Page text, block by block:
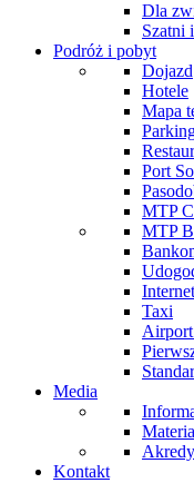
Dla
Szatni
Podróż i pobyt
Dojazd
Hotele
Mapa
Port
MTP
MTP
Taxi
Media
Kontakt